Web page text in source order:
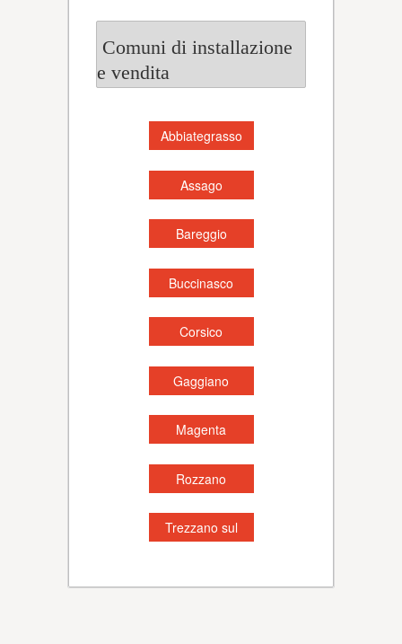
Comuni di installazione
e vendita
Abbiategrasso
Assago
Bareggio
Buccinasco
Corsico
Gaggiano
Magenta
Rozzano
Trezzano sul